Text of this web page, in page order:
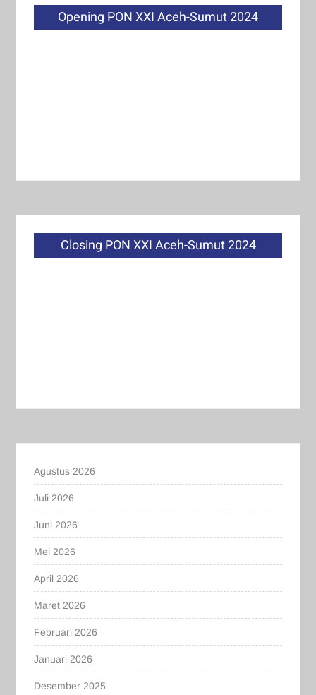
Opening PON XXI Aceh-Sumut 2024
Closing PON XXI Aceh-Sumut 2024
Agustus 2026
Juli 2026
Juni 2026
Mei 2026
April 2026
Maret 2026
Februari 2026
Januari 2026
Desember 2025